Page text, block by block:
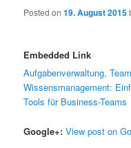
Posted on19. August 2015
Embedded Link
Aufgabenverwaltung,
Wissensmanagement:
Tools für Business-Teams
Google+: View post on